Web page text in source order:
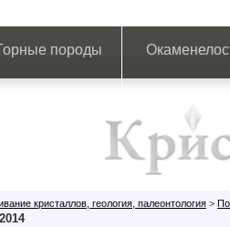
породы
кристаллов, геология, палеонтология >